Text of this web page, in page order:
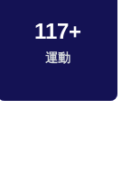
117+
運動